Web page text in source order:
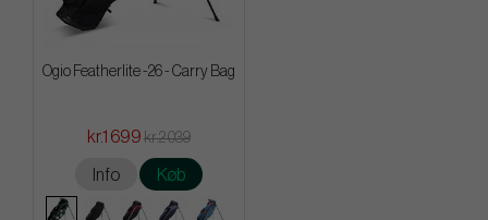
Ogio Featherlite -26 - Carry Bag
kr.1 699 kr.2 039
Info Køb